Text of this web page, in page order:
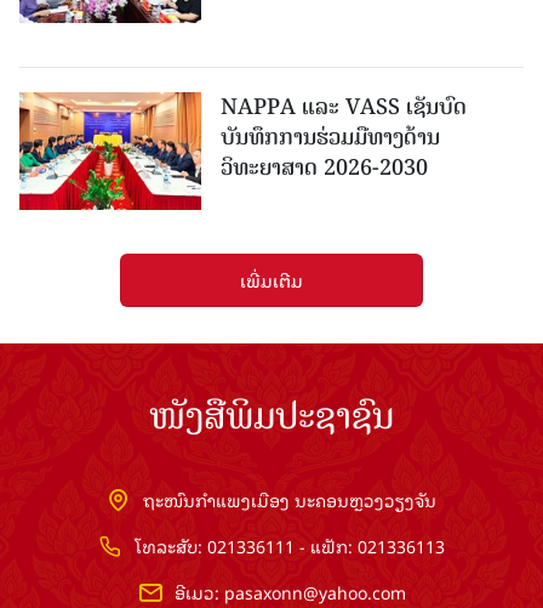
NAPPA ແລະ VASS ເຊັນບົດ
ບັນທຶກການຮ່ວມມືທາງດ້ານ
ວິທະຍາສາດ 2026-2030
ເພີ່ມເຕີມ
ໜັງສືພິມປະຊາຊົນ
ຖະໜົນກຳແພງເມືອງ ນະຄອນຫຼວງວຽງຈັນ
ໂທລະສັບ: 021336111 - ແຟັກ: 021336113
ອີເມວ: pasaxonn@yahoo.com